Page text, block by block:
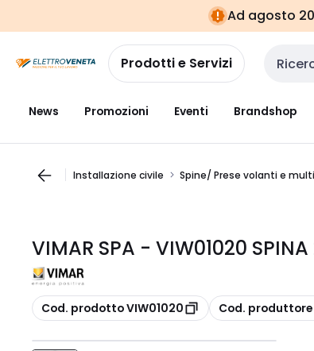
navigazionealla
pagina
Ad agosto
Prodotti e Servizi Cerca
News Promozioni Eventi Brandshop
Installazione civile Spine/ Prese volanti e
VIMAR SPA - VIW01020 SPINA
copia
Cod. prodotto VIW01020 copia
Cod. produttore